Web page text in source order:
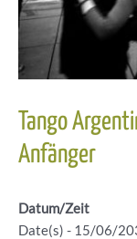
Tango
Anfänger
Datum/Zeit
Date(s) - 15/06/